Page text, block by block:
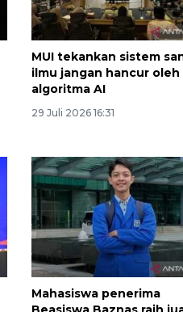
MUI tekankan sistem
ilmu jangan hancur oleh
algoritma AI
29 Juli 2026 16:31
Mahasiswa penerima